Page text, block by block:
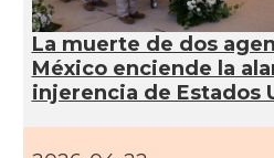
La muerte de dos
México enciende la
injerencia de Estados